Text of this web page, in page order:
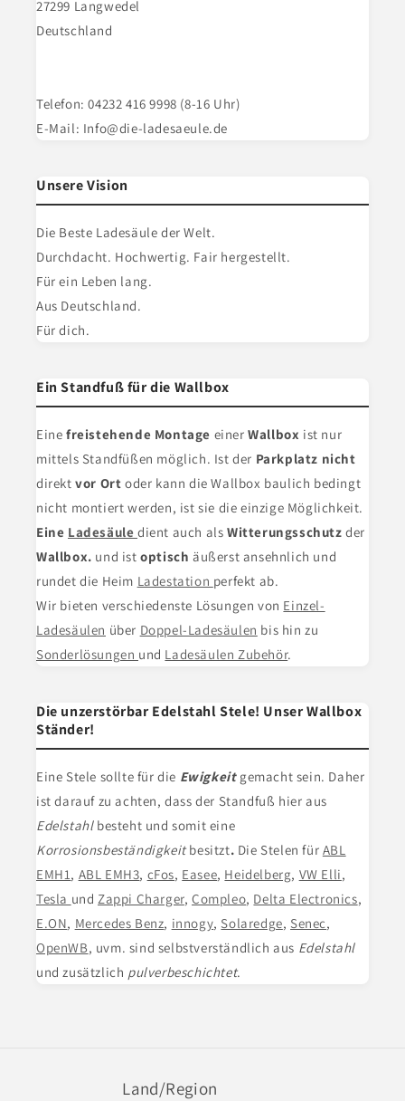
27299 Langwedel
Deutschland
Telefon: 04232 416 9998 (8-16 Uhr)
E-Mail: Info@die-ladesaeule.de
Unsere Vision
Die Beste Ladesäule der Welt.
Durchdacht. Hochwertig. Fair hergestellt.
Für ein Leben lang.
Aus Deutschland.
Für dich.
Ein Standfuß für die Wallbox
Eine freistehende Montage einerWallbox ist nur
mittels Standfüßen möglich. Ist der Parkplatz nicht
direktvor Ortoder kann die Wallbox baulich bedingt
nicht montiert werden, ist sie die einzige Möglichkeit.
Eine Ladesäuledient auch alsWitterungsschutzder
Wallbox. und istoptischäußerst ansehnlich und
rundet die Heim Ladestation perfekt ab.
Wir bieten verschiedenste Lösungen von Einzel-
Ladesäulen über Doppel-Ladesäulen bis hin zu
Sonderlösungen und Ladesäulen Zubehör.
Die unzerstörbar Edelstahl Stele! Unser Wallbox
Ständer!
Eine Stele sollte für die Ewigkeit gemacht sein. Daher
ist darauf zu achten, dass der Standfuß hier aus
Edelstahlbesteht und somit eine
Korrosionsbeständigkeitbesitzt. Die Stelen für ABL
EMH1, ABL EMH3, cFos, Easee, Heidelberg, VW Elli,
Tesla undZappi Charger,Compleo, Delta Electronics,
E.ON, Mercedes Benz, innogy, Solaredge, Senec,
OpenWB, uvm. sind selbstverständlich aus Edelstahl
und zusätzlich pulverbeschichtet.
Land/Region